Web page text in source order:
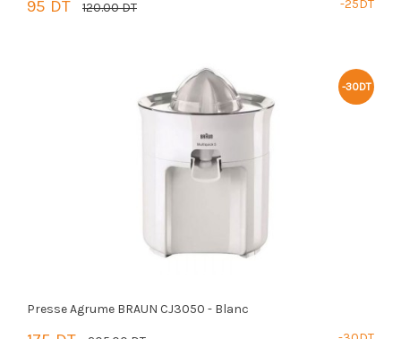
95 DT 120.00 DT -25DT
PANIER
-30DT
Presse Agrume BRAUN CJ3050 - Blanc